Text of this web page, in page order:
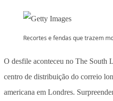
Recortes e fendas que trazem
O desfile aconteceu no The South
centro de distribuição do correio
americana em Londres.